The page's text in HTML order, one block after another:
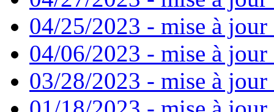
04/25/2023 - mise à jour
04/06/2023 - mise à jour
03/28/2023 - mise à jour